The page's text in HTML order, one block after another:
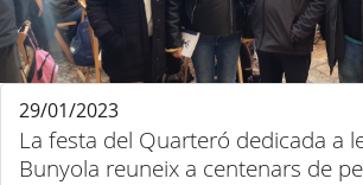
La festa del Quarteró dedicada a
Bunyola reuneix a centenars de
29/01/2023